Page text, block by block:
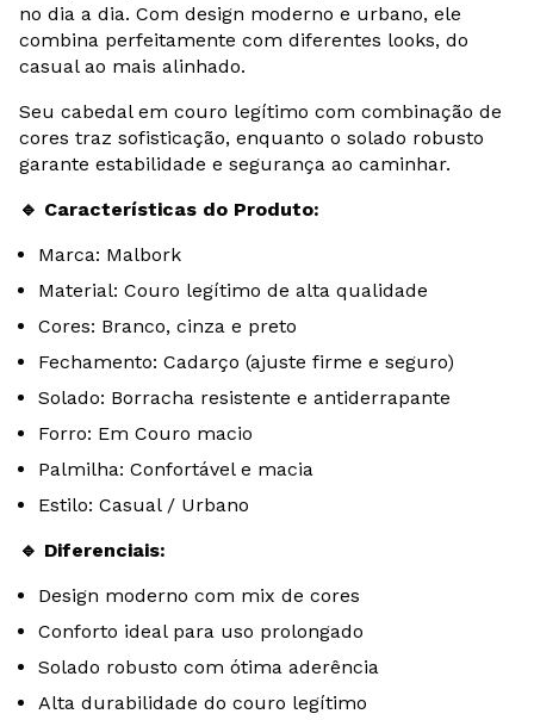
no dia a dia. Com design moderno e urbano, ele
combina perfeitamente com diferentes looks, do
casual ao mais alinhado.
Seu cabedal em couro legítimo com combinação de
cores traz sofisticação, enquanto o solado robusto
garante estabilidade e segurança ao caminhar.
🔹 Características do Produto:
Marca: Malbork
Material: Couro legítimo de alta qualidade
Cores: Branco, cinza e preto
Fechamento: Cadarço (ajuste firme e seguro)
Solado: Borracha resistente e antiderrapante
Forro: Em Couro macio
Palmilha: Confortável e macia
Estilo: Casual / Urbano
🔹 Diferenciais:
Design moderno com mix de cores
Conforto ideal para uso prolongado
Solado robusto com ótima aderência
Alta durabilidade do couro legítimo